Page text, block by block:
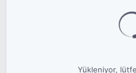
Yükleniyor,